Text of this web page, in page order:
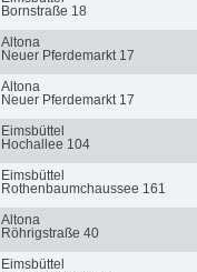
Bornstraße 18
Altona
Neuer Pferdemarkt 17
Altona
Neuer Pferdemarkt 17
Eimsbüttel
Hochallee 104
Eimsbüttel
Rothenbaumchaussee 161
Altona
Röhrigstraße 40
Eimsbüttel